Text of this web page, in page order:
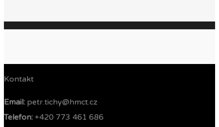
Kontakt
Email: petr.tichy@hmct.cz
Telefon: ‭ +420 773 461 686‬